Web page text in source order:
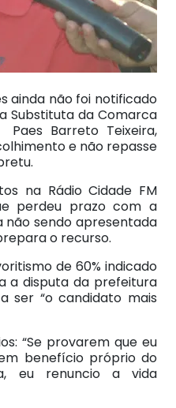
ainda não foi notificado
Substituta da Comarca
Barreto Teixeira,
e não repasse
na Rádio Cidade FM
perdeu prazo com a
sendo apresentada
o recurso.
de 60% indicado
a disputa da prefeitura
ser “o candidato mais
“Se provarem que eu
benefício próprio do
eu renuncio a vida